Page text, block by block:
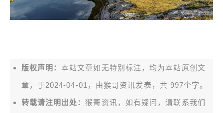
版权声明： 本站文章如无特别标注，均为本站原创文
章，于2024-04-01，由猴哥资讯 发表，共 997个字。
转载请注明出处：猴哥资讯，如有疑问，请联系我们